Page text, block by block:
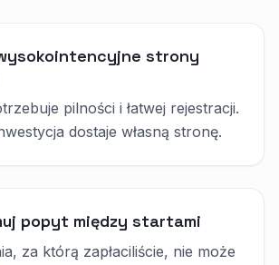
strony
pilności i łatwej rejestracji.
dostaje własną stronę.
popyt między startami
za którą zapłaciliście, nie może